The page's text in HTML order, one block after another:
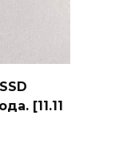
[11.11